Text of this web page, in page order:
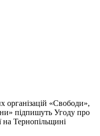
організацій «Свободи»,
підпишуть Угоду про
на Тернопільщині